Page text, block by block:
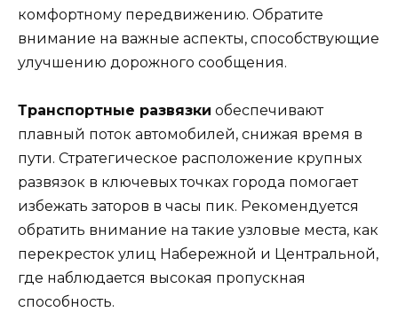
комфортному передвижению. Обратите
внимание на важные аспекты, способствующие
улучшению дорожного сообщения.
Транспортные развязки обеспечивают
плавный поток автомобилей, снижая время в
пути. Стратегическое расположение крупных
развязок в ключевых точках города помогает
избежать заторов в часы пик. Рекомендуется
обратить внимание на такие узловые места, как
перекресток улиц Набережной и Центральной,
где наблюдается высокая пропускная
способность.